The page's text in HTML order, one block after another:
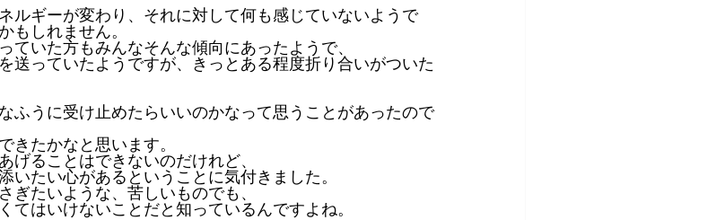
ルギーが変わり、それに対して何も感じていないようで
もしれません。
ていた方もみんなそんな傾向にあったようで、
送っていたようですが、きっとある程度折り合いがついた
ふうに受け止めたらいいのかなって思うことがあったので
きたかなと思います。
げることはできないのだけれど、
いたい心があるということに気付きました。
ぎたいような、苦しいものでも、
てはいけないことだと知っているんですよね。